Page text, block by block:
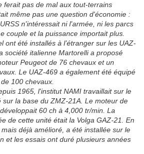
ferait pas de mal aux tout-terrains
même pas une question d'économie :
n'intéressait ni l'armée, ni les parcs
couple et la puissance importait plus.
ont été installés à l’étranger sur les UAZ-
société italienne Martorelli a proposé
Peugeot de 76 chevaux et un
Le UAZ-469 a également été équipé
100 chevaux.
1965, l'institut NAMI travaillait sur le
sur la base du ZMZ-21A. Le moteur de
60 ch à 4,000 tr/min. La
de cette unité était la Volga GAZ-21. En
déjà amélioré, a été installée sur le
et les essais ont duré plusieurs années